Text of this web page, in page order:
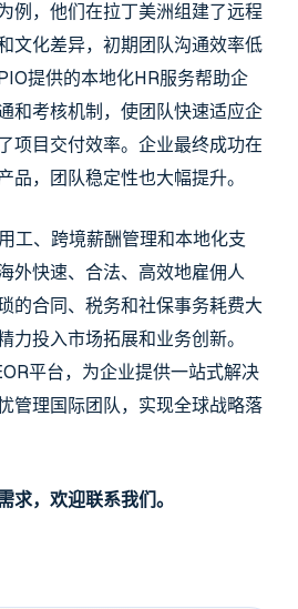
例，他们在拉丁美洲组建了远程
文化差异，初期团队沟通效率低
提供的本地化HR服务帮助企
和考核机制，使团队快速适应企
项目交付效率。企业最终成功在
品，团队稳定性也大幅提升。
工、跨境薪酬管理和本地化支
外快速、合法、高效地雇佣人
的合同、税务和社保事务耗费大
力投入市场拓展和业务创新。
平台，为企业提供一站式解决
管理国际团队，实现全球战略落
求，欢迎联系我们。